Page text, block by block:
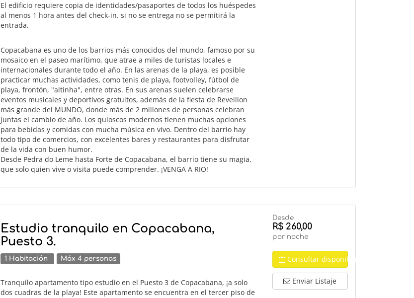
El edificio requiere copia de identidades/pasaportes de todos los huéspedes
al menos 1 hora antes del check-in. si no se entrega no se permitirá la
entrada.
Copacabana es uno de los barrios más conocidos del mundo, famoso por su
mosaico en el paseo marítimo, que atrae a miles de turistas locales e
internacionales durante todo el año. En las arenas de la playa, es posible
practicar muchas actividades, como tenis de playa, footvolley, fútbol de
playa, frontón, "altinha", entre otras. En sus arenas suelen celebrarse
eventos musicales y deportivos gratuitos, además de la fiesta de Reveillon
más grande del MUNDO, donde más de 2 millones de personas celebran
juntas el cambio de año. Los quioscos modernos tienen muchas opciones
para bebidas y comidas con mucha música en vivo. Dentro del barrio hay
todo tipo de comercios, con excelentes bares y restaurantes para disfrutar
de la vida con buen humor.
Desde Pedra do Leme hasta Forte de Copacabana, el barrio tiene su magia,
que solo quien vive o visita puede comprender. ¡VENGA A RIO!
Estudio tranquilo en Copacabana,
Puesto 3.
1 Habitación Máx 4 personas
Tranquilo apartamento tipo estudio en el Puesto 3 de Copacabana, ¡a solo
dos cuadras de la playa! Este apartamento se encuentra en el tercer piso de
Desde
R$ 260,00
por noche
Consultar disponibilidad
Enviar Listaje